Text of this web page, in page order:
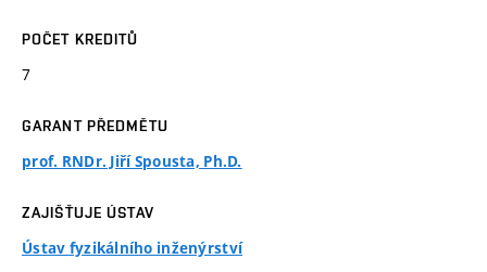
POČET KREDITŮ
7
GARANT PŘEDMĚTU
prof. RNDr. Jiří Spousta, Ph.D.
ZAJIŠŤUJE ÚSTAV
Ústav fyzikálního inženýrství